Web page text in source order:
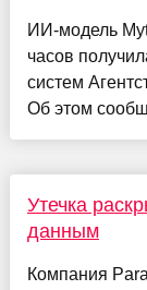
ИИ-модель
часов
систем
Об этом
Утечка
данным
Компания